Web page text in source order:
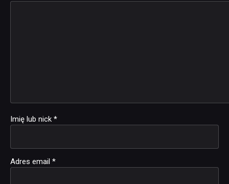
Imię lub nick *
Adres email *